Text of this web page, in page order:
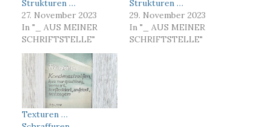
Strukturen …
27. November 2023
In "_ AUS MEINER
SCHRIFTSTELLE"
Strukturen …
29. November 2023
In "_ AUS MEINER
SCHRIFTSTELLE"
Texturen …